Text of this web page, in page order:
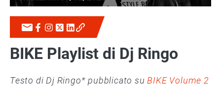
BIKE Playlist di Dj Ringo
Testo di Dj Ringo* pubblicato suBIKE Volume 2